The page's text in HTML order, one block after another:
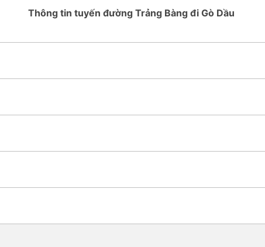
Thông tin tuyến đường Trảng Bàng đi Gò Dầu